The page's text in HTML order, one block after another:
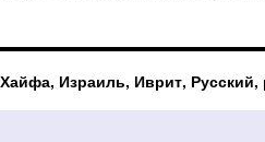
перевод
в
Израиле,
перевод
Израиль, Иврит, Русский,